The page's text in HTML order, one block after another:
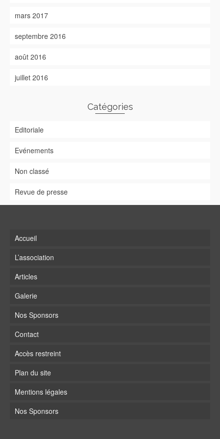
mars 2017
septembre 2016
août 2016
juillet 2016
Catégories
Editoriale
Evénements
Non classé
Revue de presse
Accueil
L’association
Articles
Galerie
Nos Sponsors
Contact
Accès restreint
Plan du site
Mentions légales
Nos Sponsors